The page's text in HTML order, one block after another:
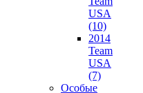
USA
(10)
2014
Team
USA
(7)
Особые